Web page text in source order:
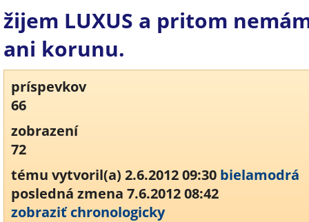
žijem LUXUS a pritom
ani korunu.
príspevkov
66
zobrazení
72
tému vytvoril(a) 2.6.2012 09:30 bielamodrá
posledná zmena 7.6.2012 08:42
zobraziť chronologicky